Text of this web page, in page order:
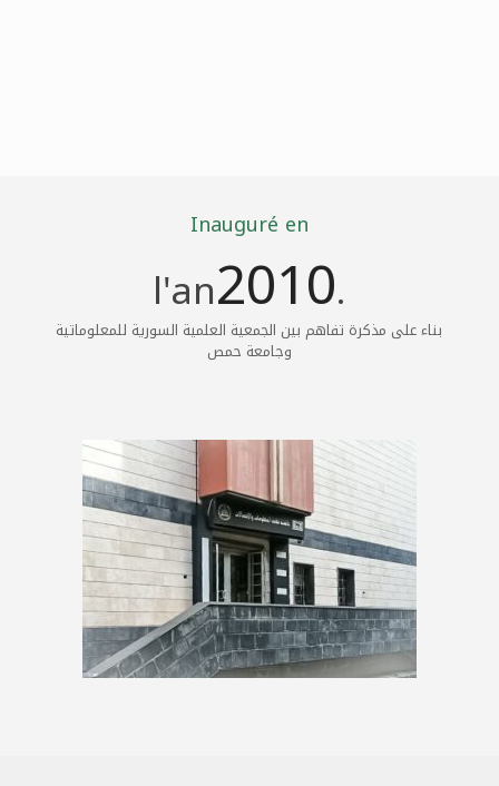
Inauguré en
l'an2010.
بناء على مذكرة تفاهم بين الجمعية العلمية السورية للمعلوماتية
وجامعة حمص